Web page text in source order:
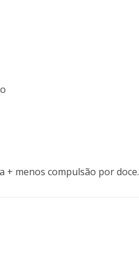
+ menos compulsão por doce.